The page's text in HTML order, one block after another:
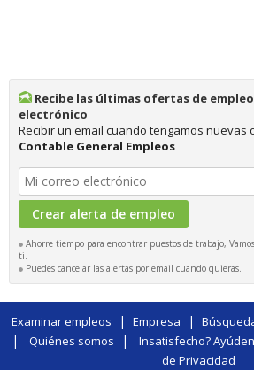
Recibe las últimas ofertas de
electrónico
Recibir un email cuando tengamos nuevas
Contable General Empleos
Ahorre tiempo para encontrar puestos de trabajo,
ti.
Puedes cancelar las alertas por email cuando quieras.
Examinar empleos | Empresa |
| Quiénes somos | Insatisfecho?
de Privacidad